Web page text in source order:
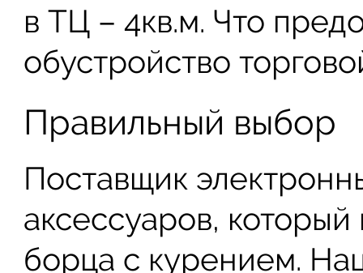
в ТЦ – 4кв.м. Что
обустройство
Правильный выбор
Поставщик
аксессуаров,
борца с курением.